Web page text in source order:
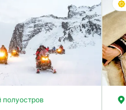
полуостров